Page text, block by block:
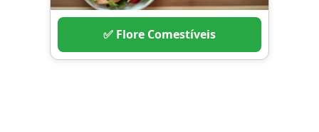
✅ Flore Comestíveis